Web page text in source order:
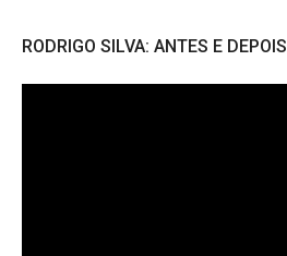
RODRIGO SILVA: ANTES E DEPOIS